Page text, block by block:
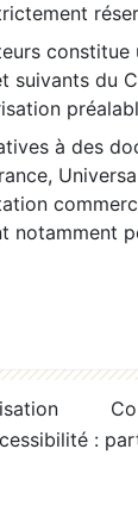
suivants du
à des
notamment
: